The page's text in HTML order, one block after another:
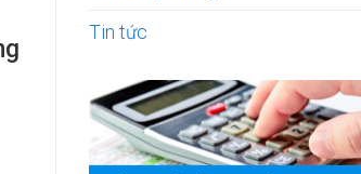
Tin tức